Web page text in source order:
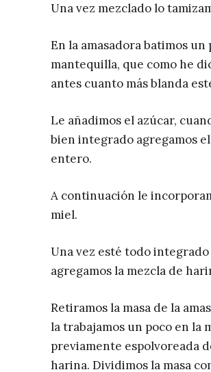
Una vez mezclado lo
En la amasadora batimos un
mantequilla, que como he
antes cuanto más blanda
Le añadimos el azúcar,
bien integrado agregamos
entero.
A continuación le
miel.
Una vez esté todo integrado
agregamos la mezcla de
Retiramos la masa de la
la trabajamos un poco en la
previamente espolvoreada
harina. Dividimos la masa